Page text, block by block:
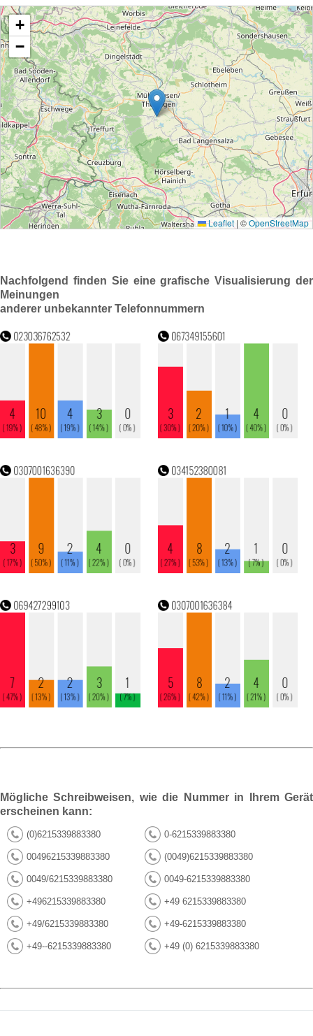
Nachfolgend finden Sie eine grafische Visualisierung der
Meinungen
anderer unbekannter Telefonnummern
Mögliche Schreibweisen, wie die Nummer in Ihrem Gerät
erscheinen kann:
(0)6215339883380 0-6215339883380
00496215339883380 (0049)6215339883380
0049/6215339883380 0049-6215339883380
+496215339883380 +49 6215339883380
+49/6215339883380 +49-6215339883380
+49--6215339883380 +49 (0) 6215339883380